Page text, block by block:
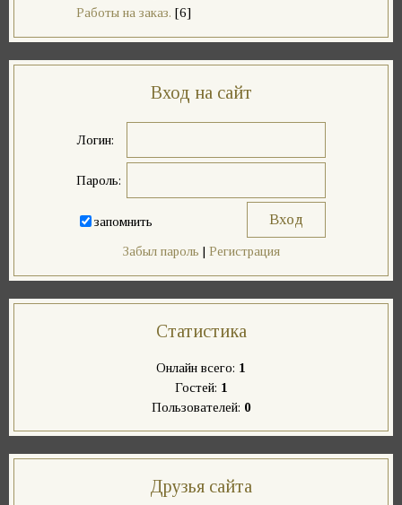
Работы на заказ. [6]
Вход на сайт
Логин:
Пароль:
запомнить
Забыл пароль | Регистрация
Статистика
Онлайн всего: 1
Гостей: 1
Пользователей: 0
Друзья сайта